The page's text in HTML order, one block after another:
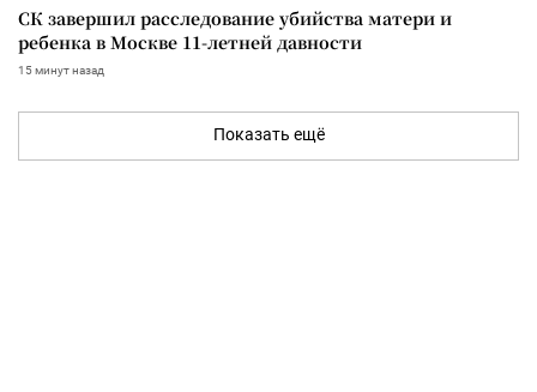
СК завершил расследование убийства матери и
ребенка в Москве 11-летней давности
15 минут назад
Показать ещё